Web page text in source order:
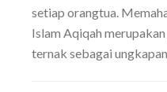
setiap orangtua.
Islam Aqiqah
ternak sebagai